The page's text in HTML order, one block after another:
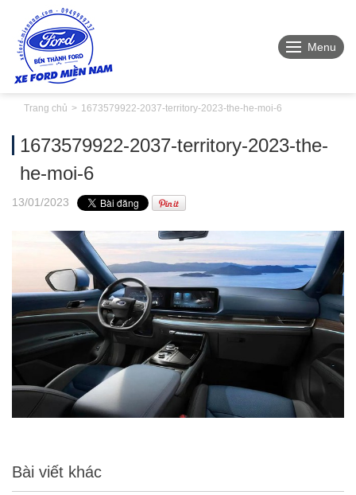
Menu
Trang chủ 1673579922-2037-territory-2023-the-he-moi-6
1673579922-2037-territory-2023-the-
he-moi-6
13/01/2023
Bài viết khác